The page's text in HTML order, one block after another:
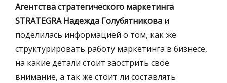
Агентства стратегического маркетинга
STRATEGRA Надежда Голубятникова и
поделилась информацией о том, как же
структурировать работу маркетинга в бизнесе,
на какие детали стоит заострить своё
внимание, а так же стоит ли составлять